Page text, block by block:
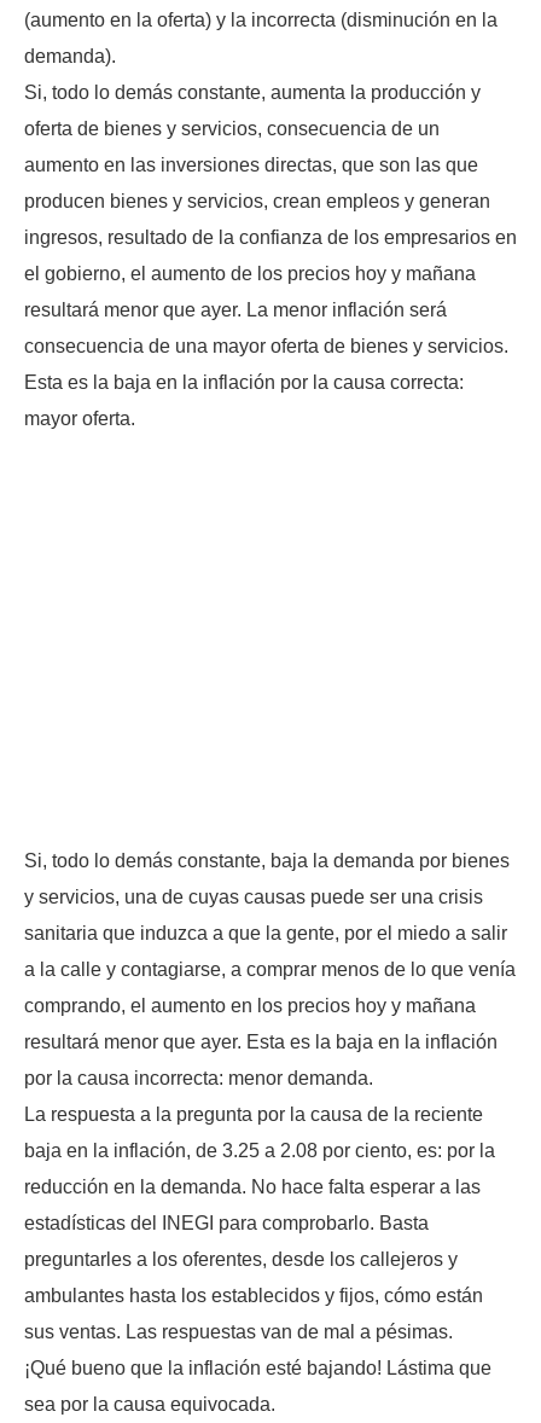
(aumento en la oferta) y la incorrecta (disminución en la
demanda).
Si, todo lo demás constante, aumenta la producción y
oferta de bienes y servicios, consecuencia de un
aumento en las inversiones directas, que son las que
producen bienes y servicios, crean empleos y generan
ingresos, resultado de la confianza de los empresarios en
el gobierno, el aumento de los precios hoy y mañana
resultará menor que ayer. La menor inflación será
consecuencia de una mayor oferta de bienes y servicios.
Esta es la baja en la inflación por la causa correcta:
mayor oferta.
Si, todo lo demás constante, baja la demanda por bienes
y servicios, una de cuyas causas puede ser una crisis
sanitaria que induzca a que la gente, por el miedo a salir
a la calle y contagiarse, a comprar menos de lo que venía
comprando, el aumento en los precios hoy y mañana
resultará menor que ayer. Esta es la baja en la inflación
por la causa incorrecta: menor demanda.
La respuesta a la pregunta por la causa de la reciente
baja en la inflación, de 3.25 a 2.08 por ciento, es: por la
reducción en la demanda. No hace falta esperar a las
estadísticas del INEGI para comprobarlo. Basta
preguntarles a los oferentes, desde los callejeros y
ambulantes hasta los establecidos y fijos, cómo están
sus ventas. Las respuestas van de mal a pésimas.
¡Qué bueno que la inflación esté bajando! Lástima que
sea por la causa equivocada.